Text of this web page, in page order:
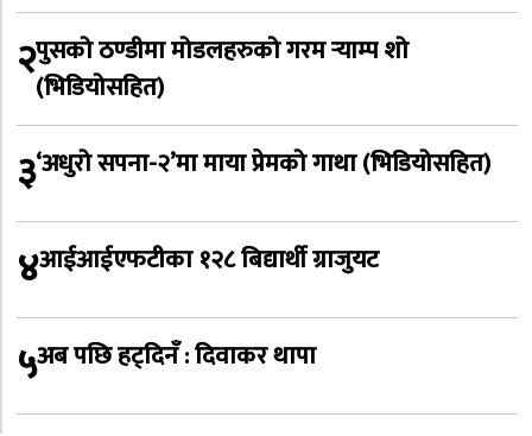
२पुसको ठण्डीमा मोडलहरुको गरम र्‍याम्प शो
(भिडियोसहित)
३‘अधुरो सपना-२’मा माया प्रेमको गाथा (भिडियोसहित)
४आईआईएफटीका १२८ बिद्यार्थी ग्राजुयट
५अब पछि हट्दिनँ : दिवाकर थापा